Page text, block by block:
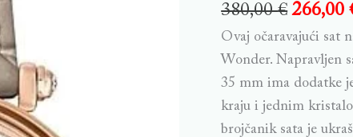
380,00€ 266,00
Ovaj očaravajući sat
Wonder. Napravljen
35 mm ima dodatke
kraju i jednim
brojčanik sata je
Bež,
PVD
u
boji
ružičastog
zlata